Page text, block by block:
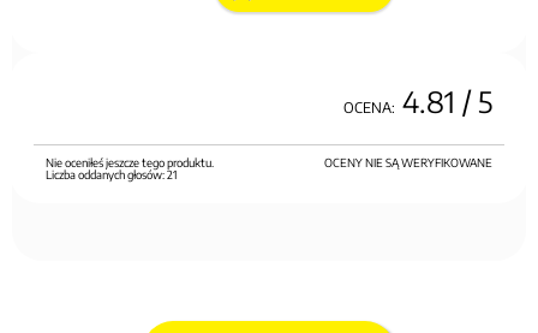
OCENA: 4.81 / 5
OCENY NIE SĄ WERYFIKOWANE
Nie oceniłeś jeszcze tego produktu.
Liczba oddanych głosów:21